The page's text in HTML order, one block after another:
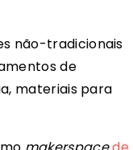
não-tradicionais
de
materiais para